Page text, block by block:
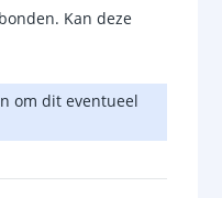
Kan deze
om dit eventueel